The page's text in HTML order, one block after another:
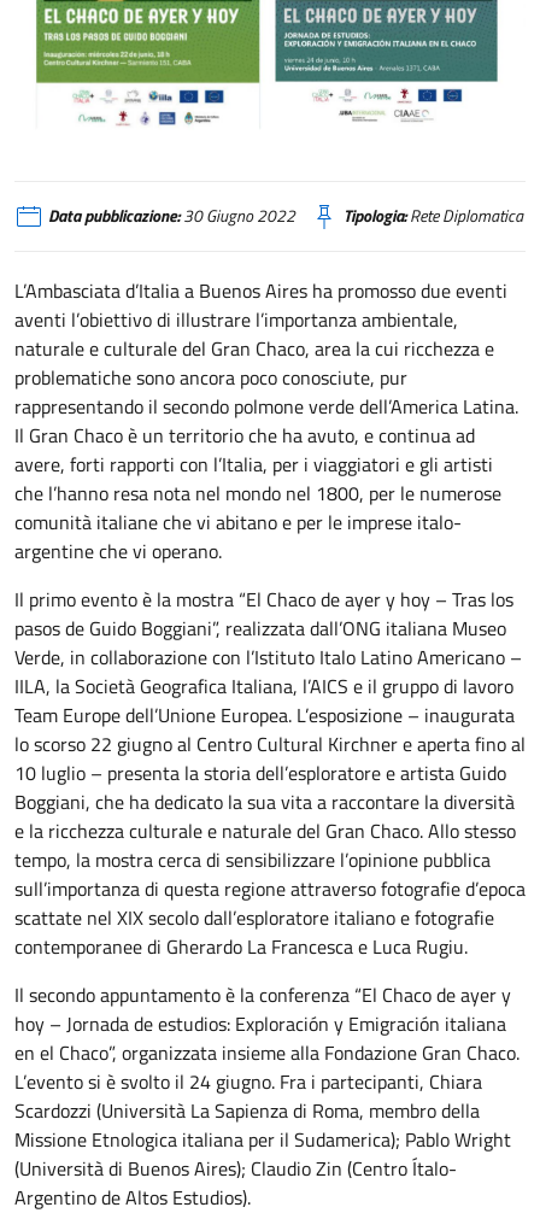
Data pubblicazione:30 Giugno 2022 Tipologia:Rete Diplomatica
L’Ambasciata d’Italia a Buenos Aires ha promosso due eventi
aventi l’obiettivo di illustrare l’importanza ambientale,
naturale e culturale del Gran Chaco, area la cui ricchezza e
problematiche sono ancora poco conosciute, pur
rappresentando il secondo polmone verde dell’America Latina.
Il Gran Chaco è un territorio che ha avuto, e continua ad
avere, forti rapporti con l’Italia, per i viaggiatori e gli artisti
che l’hanno resa nota nel mondo nel 1800, per le numerose
comunità italiane che vi abitano e per le imprese italo-
argentine che vi operano.
Il primo evento è la mostra “El Chaco de ayer y hoy – Tras los
pasos de Guido Boggiani”, realizzata dall’ONG italiana Museo
Verde, in collaborazione con l’Istituto Italo Latino Americano –
IILA, la Società Geografica Italiana, l’AICS e il gruppo di lavoro
Team Europe dell’Unione Europea. L’esposizione – inaugurata
lo scorso 22 giugno al Centro Cultural Kirchner e aperta fino al
10 luglio – presenta la storia dell’esploratore e artista Guido
Boggiani, che ha dedicato la sua vita a raccontare la diversità
e la ricchezza culturale e naturale del Gran Chaco. Allo stesso
tempo, la mostra cerca di sensibilizzare l’opinione pubblica
sull’importanza di questa regione attraverso fotografie d’epoca
scattate nel XIX secolo dall’esploratore italiano e fotografie
contemporanee di Gherardo La Francesca e Luca Rugiu.
Il secondo appuntamento è la conferenza “El Chaco de ayer y
hoy – Jornada de estudios: Exploración y Emigración italiana
en el Chaco”, organizzata insieme alla Fondazione Gran Chaco.
L’evento si è svolto il 24 giugno. Fra i partecipanti, Chiara
Scardozzi (Università La Sapienza di Roma, membro della
Missione Etnologica italiana per il Sudamerica); Pablo Wright
(Università di Buenos Aires); Claudio Zin (Centro Ítalo-
Argentino de Altos Estudios).